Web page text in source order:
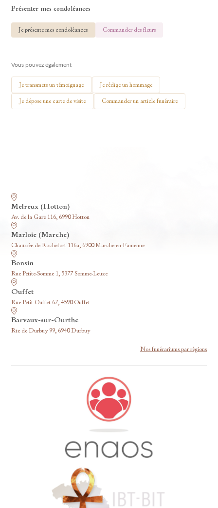
🕯 Allumer ma bougie
Présenter mes condoléances
Je présente mes condoléances Commander des fleurs
Vous pouvez également
Je transmets un témoignage Je rédige un hommage
Je dépose une carte de visite Commander un article funéraire
Melreux (Hotton)
Av. de la Gare 116, 6990 Hotton
Marloie (Marche)
Chaussée de Rochefort 116a, 6900 Marche-en-Famenne
Bonsin
Rue Petite-Somme 1, 5377 Somme-Leuze
Ouffet
Rue Petit-Ouffet 67, 4590 Ouffet
Barvaux-sur-Ourthe
Rte de Durbuy 99, 6940 Durbuy
Nos funérariums par régions